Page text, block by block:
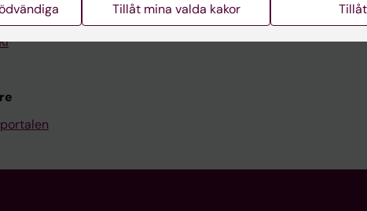
Kontakta presstjänsten
Tillåt mina valda kakor